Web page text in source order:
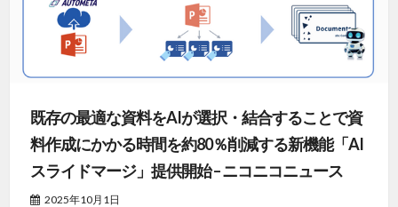
既存の最適な資料をAIが選択・結合することで資
料作成にかかる時間を約80％削減する新機能「AI
スライドマージ」提供開始 – ニコニコニュース
2025年10月1日